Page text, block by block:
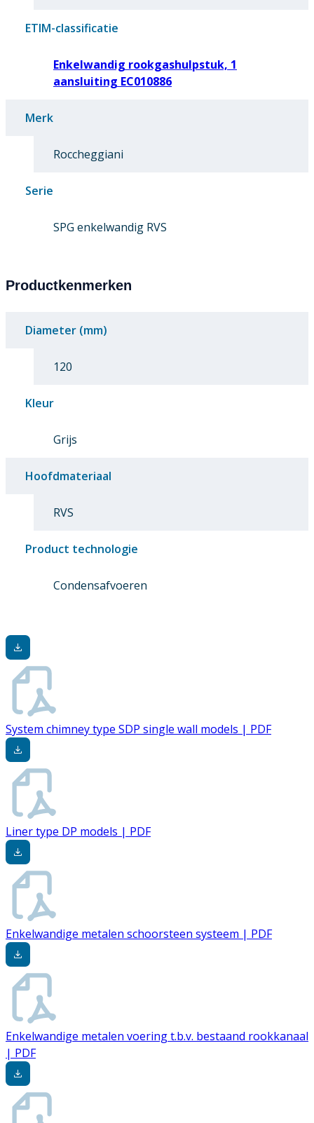
ETIM-classificatie
Enkelwandig rookgashulpstuk, 1
aansluiting EC010886
Merk
Roccheggiani
Serie
SPG enkelwandig RVS
Productkenmerken
Diameter (mm)
120
Kleur
Grijs
Hoofdmateriaal
RVS
Product technologie
Condensafvoeren
System chimney type SDP single wall models | PDF
Liner type DP models | PDF
Enkelwandige metalen schoorsteen systeem | PDF
Enkelwandige metalen voering t.b.v. bestaand rookkanaal
| PDF